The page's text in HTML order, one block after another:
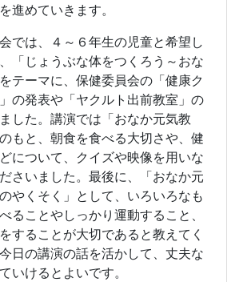
進めていきます。
では、４～６年生の児童と希望し
「じょうぶな体をつくろう～おな
テーマに、保健委員会の「健康ク
の発表や「ヤクルト出前教室」の
した。講演では「おなか元気教
もと、朝食を食べる大切さや、健
について、クイズや映像を用いな
さいました。最後に、「おなか元
やくそく」として、いろいろなも
ることやしっかり運動すること、
することが大切であると教えてく
日の講演の話を活かして、丈夫な
いけるとよいです。